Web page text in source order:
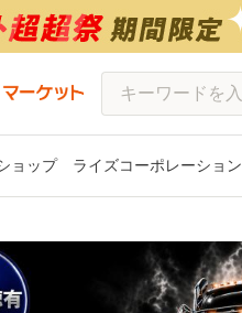
ョップ ライズコーポレーション